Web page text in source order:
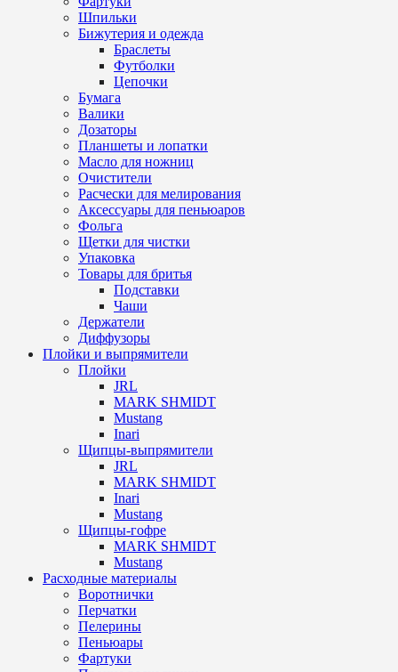
Шпильки
Бижутерия и одежда
Браслеты
Футболки
Цепочки
Бумага
Валики
Дозаторы
Планшеты и лопатки
Масло для ножниц
Очистители
Расчески для мелирования
Аксессуары для пеньюаров
Фольга
Щетки для чистки
Упаковка
Товары для бритья
Подставки
Чаши
Держатели
Диффузоры
Плойки и выпрямители
Плойки
JRL
MARK SHMIDT
Mustang
Inari
Щипцы-выпрямители
JRL
MARK SHMIDT
Inari
Mustang
Щипцы-гофре
MARK SHMIDT
Mustang
Расходные материалы
Воротнички
Перчатки
Пелерины
Пеньюары
Фартуки